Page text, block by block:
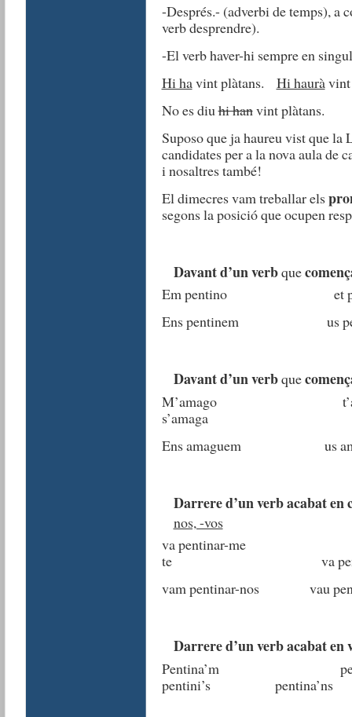
-Després.- (adverbi de temps),
verb desprendre).
-El verb haver-hi sempre en
Hi havint plàtans. Hi haurà
No es diuhi hanvint plàtans.
Suposo que ja haureu vist que
candidates per a la nova aula de
i nosaltres també!
El dimecres vam treballar els
segons la posició que ocupen
Davant d’un verbque
Em pentino et
Ens pentinem us
Davant d’un verbque
M’amago
s’amaga
Ens amaguem us
Darrere d’un verbacabat en
nos, -vos
va pentinar-me
te va
vam pentinar-nos vau
Darrere d’un verb acabat en
pentini’s pentina’ns